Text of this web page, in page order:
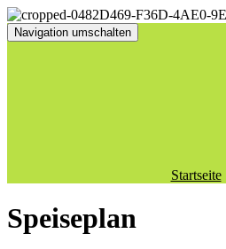
Navigation umschalten
Startseite
Speiseplan